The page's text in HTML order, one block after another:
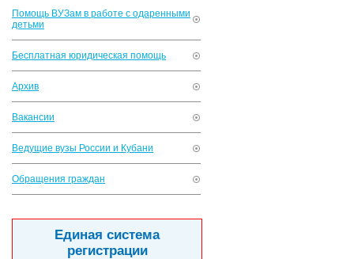
Помощь ВУЗам в работе с одаренными
детьми
Бесплатная юридическая помощь
Архив
Вакансии
Ведущие вузы России и Кубани
Обращения граждан
Единая система
регистрации